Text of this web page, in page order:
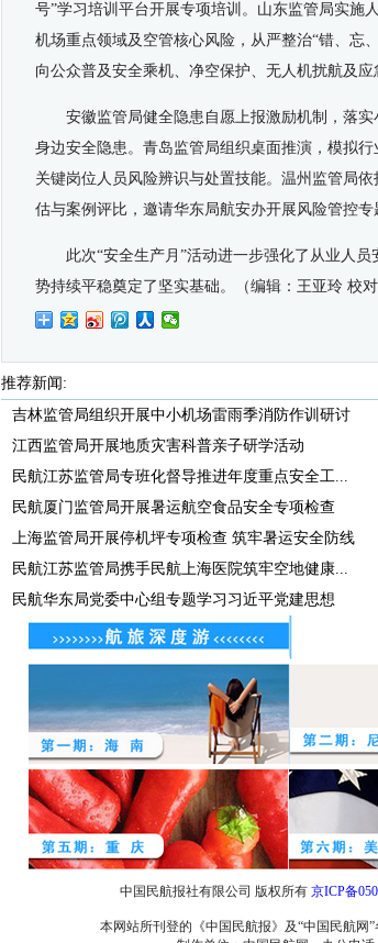
号”学习培训平台开展专项培训。山东监管局实施
机场重点领域及空管核心风险，从严整治“错、忘
向公众普及安全乘机、净空保护、无人机扰航及应
安徽监管局健全隐患自愿上报激励机制，落
身边安全隐患。青岛监管局组织桌面推演，模拟
关键岗位人员风险辨识与处置技能。温州监管局
估与案例评比，邀请华东局航安办开展风险管控专
此次“安全生产月”活动进一步强化了从业人
势持续平稳奠定了坚实基础。
（编辑：王亚玲 校
推荐新闻:
吉林监管局组织开展中小机场雷雨季消防作训研讨
江西监管局开展地质灾害科普亲子研学活动
民航江苏监管局专班化督导推进年度重点安全工...
民航厦门监管局开展暑运航空食品安全专项检查
上海监管局开展停机坪专项检查 筑牢暑运安全防线
民航江苏监管局携手民航上海医院筑牢空地健康...
民航华东局党委中心组专题学习习近平党建思想
中国民航报社有限公司 版权所有 京ICP备
本网站所刊登的《中国民航报》及“中国民航网